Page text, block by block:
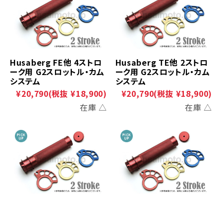
Husaberg FE他 4ストロ
ーク用 G2スロットル・カム
システム
¥20,790(税抜 ¥18,900)
在庫 △
Husaberg TE他 2ストロ
ーク用 G2スロットル・カム
システム
¥20,790(税抜 ¥18,900)
在庫 △